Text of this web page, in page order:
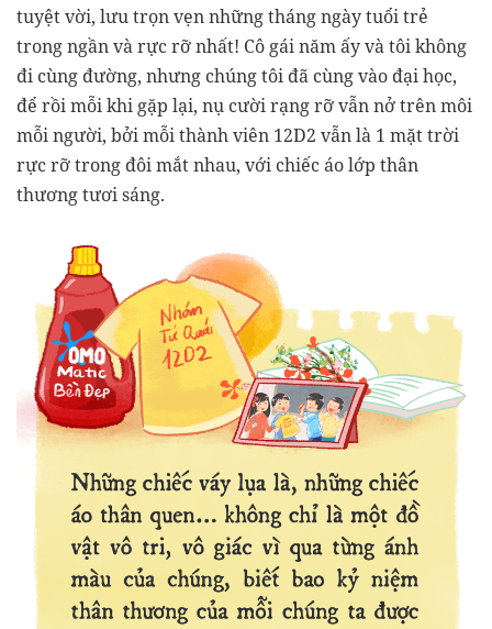
tuyệt vời, lưu trọn vẹn những tháng ngày tuổi trẻ
trong ngần và rực rỡ nhất! Cô gái năm ấy và tôi không
đi cùng đường, nhưng chúng tôi đã cùng vào đại học,
để rồi mỗi khi gặp lại, nụ cười rạng rỡ vẫn nở trên môi
mỗi người, bởi mỗi thành viên 12D2 vẫn là 1 mặt trời
rực rỡ trong đôi mắt nhau, với chiếc áo lớp thân
thương tươi sáng.